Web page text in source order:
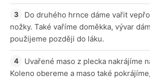
Do druhého hrnce dáme vařit
nožky. Také vaříme doměkka, vývar
použijeme později do láku.
Uvařené maso z plecka nakrájíme
Koleno obereme a maso také